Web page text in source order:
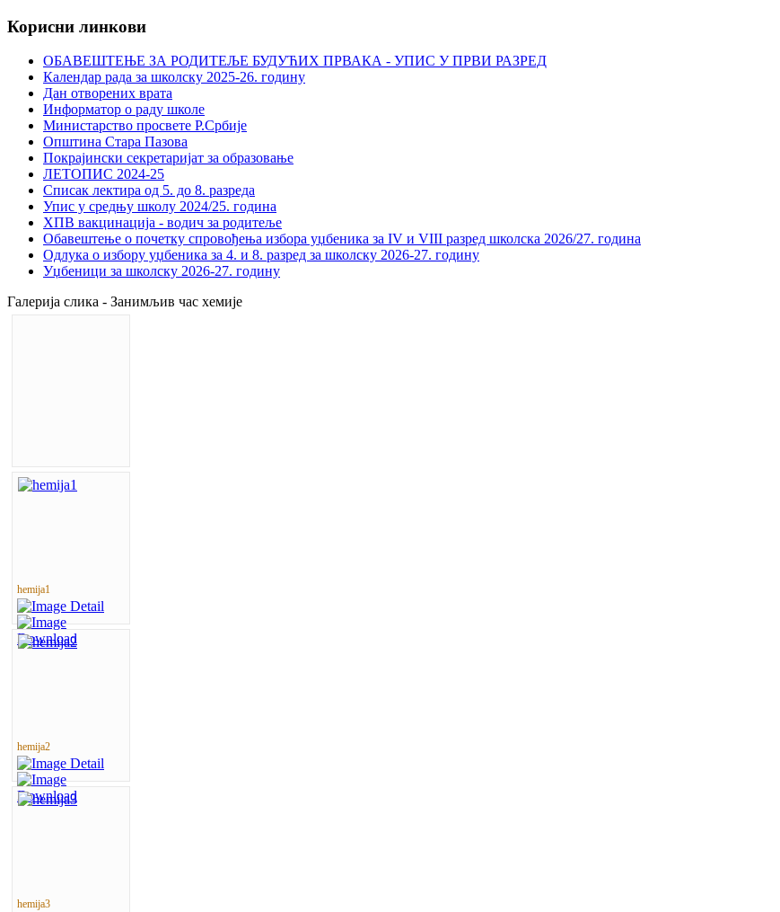
Корисни линкови
ОБАВЕШТЕЊЕ ЗА РОДИТЕЉЕ БУДУЋИХ ПРВАКА - УПИС У ПРВИ РАЗРЕД
Календар рада за школску 2025-26. годину
Дан отворених врата
Информатор о раду школе
Министарство просвете Р.Србије
Општина Стара Пазова
Покрајински секретаријат за образовање
ЛЕТОПИС 2024-25
Списак лектира од 5. до 8. разреда
Упис у средњу школу 2024/25. година
ХПВ вакцинација - водич за родитеље
Обавештење о почетку спровођења избора уџбеника за IV и VIII разред школска 2026/27. година
Одлука о избору уџбеника за 4. и 8. разред за школску 2026-27. годину
Уџбеници за школску 2026-27. годину
Галерија слика - Занимљив час хемије
hemija1
hemija2
hemija3